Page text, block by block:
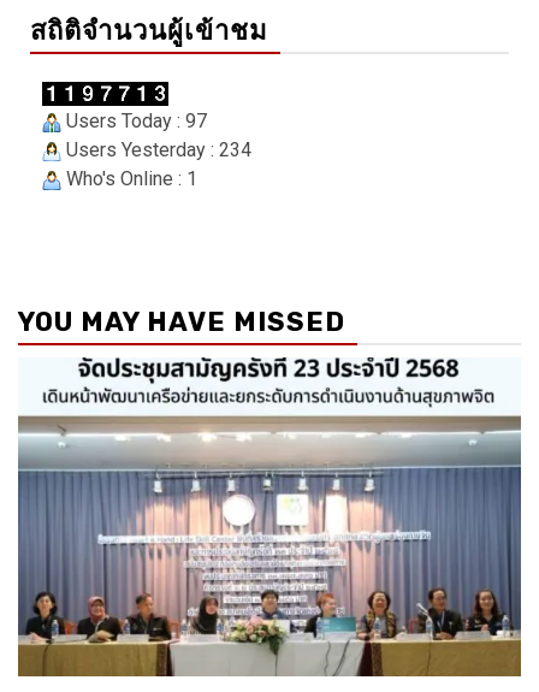
สถิติจำนวนผู้เข้าชม
Users Today : 97
Users Yesterday : 234
Who's Online : 1
YOU MAY HAVE MISSED